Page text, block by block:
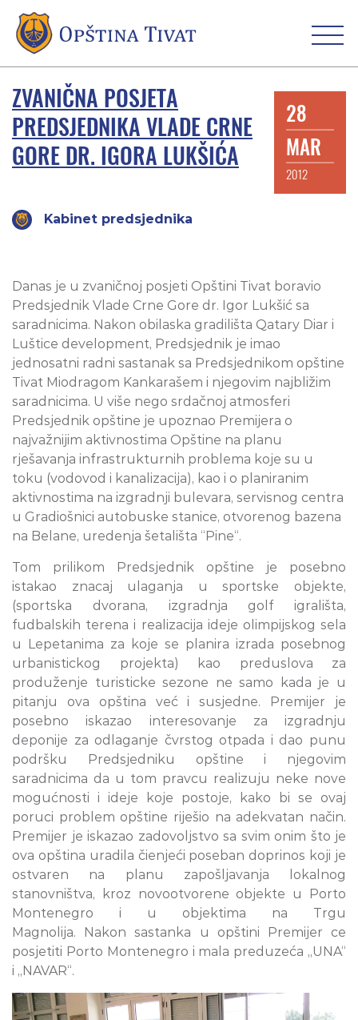
ZVANIČNA POSJETA
PREDSJEDNIKA VLADE CRNE
GORE DR. IGORA LUKŠIĆA
28
MAR
2012
Kabinet predsjednika
Danas je u zvaničnoj posjeti Opštini Tivat boravio
Predsjednik Vlade Crne Gore dr. Igor Lukšić sa
saradnicima. Nakon obilaska gradilišta Qatary Diar i
Luštice development, Predsjednik je imao
jednosatni radni sastanak sa Predsjednikom opštine
Tivat Miodragom Kankarašem i njegovim najbližim
saradnicima. U više nego srdačnoj atmosferi
Predsjednik opštine je upoznao Premijera o
najvažnijim aktivnostima Opštine na planu
rješavanja infrastrukturnih problema koje su u
toku (vodovod i kanalizacija), kao i o planiranim
aktivnostima na izgradnji bulevara, servisnog centra
u Gradiošnici autobuske stanice, otvorenog bazena
na Belane, uredenja šetališta “Pine“.
Tom prilikom Predsjednik opštine je posebno
istakao znacaj ulaganja u sportske objekte,
(sportska dvorana, izgradnja golf igrališta,
fudbalskih terena i realizacija ideje olimpijskog sela
u Lepetanima za koje se planira izrada posebnog
urbanistickog projekta) kao preduslova za
produženje turisticke sezone ne samo kada je u
pitanju ova opština već i susjedne. Premijer je
posebno iskazao interesovanje za izgradnju
deponije za odlaganje čvrstog otpada i dao punu
podršku Predsjedniku opštine i njegovim
saradnicima da u tom pravcu realizuju neke nove
mogućnosti i ideje koje postoje, kako bi se ovaj
poruci problem opštine riješio na adekvatan način.
Premijer je iskazao zadovoljstvo sa svim onim što je
ova opština uradila čienjeći poseban doprinos koji je
ostvaren na planu zapošljavanja lokalnog
stanovništva, kroz novootvorene objekte u Porto
Montenegro i u objektima na Trgu
Magnolija. Nakon sastanka u opštini Premijer ce
posjetiti Porto Montenegro i mala preduzeća „UNA“
i „NAVAR“.